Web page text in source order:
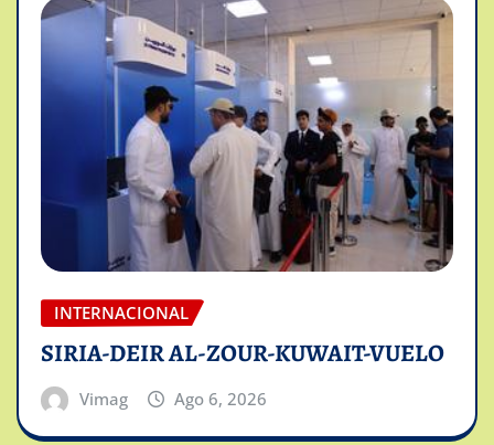
INTERNACIONAL
SIRIA-DEIR AL-ZOUR-KUWAIT-VUELO
Vimag Ago 6, 2026